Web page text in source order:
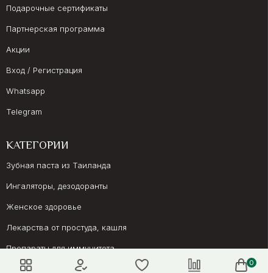
0
Подарочные сертификаты
Партнерская программа
Акции
Вход / Регистрация
Whatsapp
Telegram
КАТЕГОРИИ
Зубная паста из Таиланда
Ингаляторы, дезодоранты
Женское здоровье
Лекарства от простуда, кашля
Препараты для иммунитета
Онкология, суставы